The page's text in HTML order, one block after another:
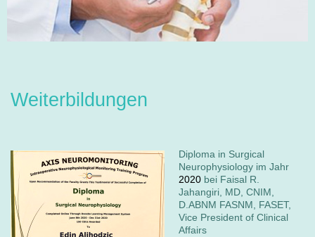
Weiterbildungen
Diploma in Surgical
Neurophysiology im Jahr
2020 bei Faisal R.
Jahangiri, MD, CNIM,
D.ABNM FASNM, FASET,
Vice President of Clinical
Affairs